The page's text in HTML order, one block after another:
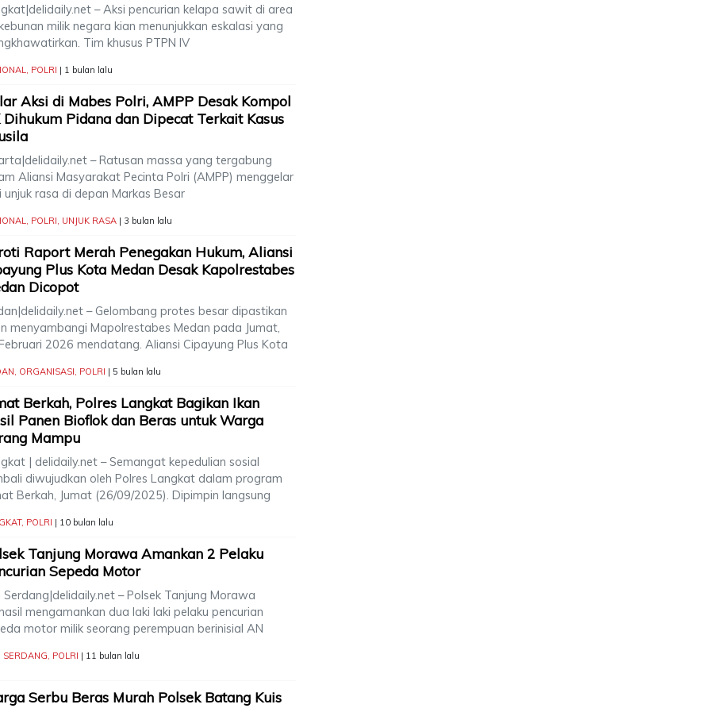
– Aksi pencurian kelapa sawit di area
milik negara kian menunjukkan eskalasi yang
Tim khusus PTPN IV
, POLRI | 1 bulan lalu
Aksi di Mabes Polri, AMPP Desak Kompol
Dihukum Pidana dan Dipecat Terkait Kasus
– Ratusan massa yang tergabung
Aliansi Masyarakat Pecinta Polri (AMPP) menggelar
unjuk rasa di depan Markas Besar
, POLRI, UNJUK RASA | 3 bulan lalu
Raport Merah Penegakan Hukum, Aliansi
Plus Kota Medan Desak Kapolrestabes
Dicopot
– Gelombang protes besar dipastikan
menyambangi Mapolrestabes Medan pada Jumat,
2026 mendatang. Aliansi Cipayung Plus Kota
, ORGANISASI, POLRI | 5 bulan lalu
Berkah, Polres Langkat Bagikan Ikan
Panen Bioflok dan Beras untuk Warga
Mampu
| delidaily.net – Semangat kepedulian sosial
diwujudkan oleh Polres Langkat dalam program
Berkah, Jumat (26/09/2025). Dipimpin langsung
, POLRI | 10 bulan lalu
Tanjung Morawa Amankan 2 Pelaku
Sepeda Motor
Serdang|delidaily.net – Polsek Tanjung Morawa
mengamankan dua laki laki pelaku pencurian
motor milik seorang perempuan berinisial AN
SERDANG, POLRI | 11 bulan lalu
Serbu Beras Murah Polsek Batang Kuis